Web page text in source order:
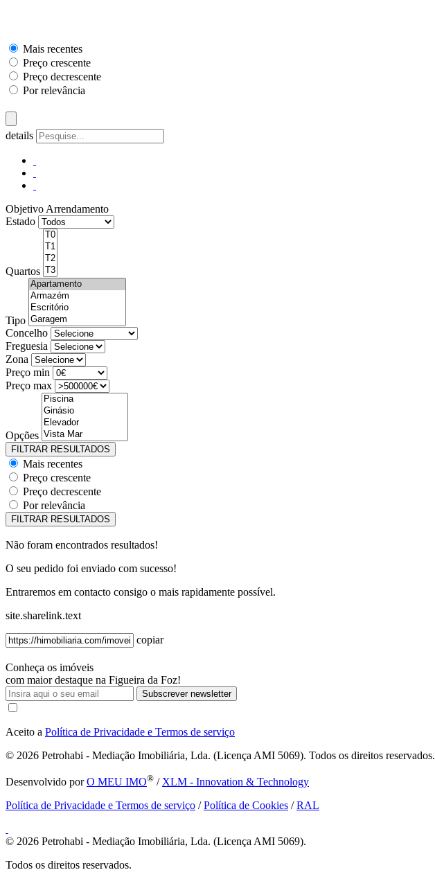
Mais recentes
Preço crescente
Preço decrescente
Por relevância
details
Objetivo Arrendamento
Estado
Quartos
Tipo
Concelho
Freguesia
Zona
Preço min
Preço max
Opções
Mais recentes
Preço crescente
Preço decrescente
Por relevância
Não foram encontrados resultados!
O seu pedido foi enviado com sucesso!
Entraremos em contacto consigo o mais rapidamente possível.
site.sharelink.text
copiar
Conheça os imóveis
com maior destaque na Figueira da Foz!
Subscrever newsletter
Aceito a Política de Privacidade e Termos de serviço
© 2026 Petrohabi - Mediação Imobiliária, Lda. (Licença AMI 5069). Todos os direitos reservados.
Desenvolvido porO MEU IMO® / XLM - Innovation & Technology
Política de Privacidade e Termos de serviço /Política de Cookies /RAL
© 2026 Petrohabi - Mediação Imobiliária, Lda. (Licença AMI 5069).
Todos os direitos reservados.